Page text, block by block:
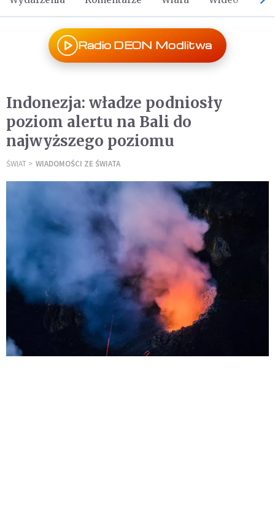
Radio DEON Modlitwa
Indonezja: władze podniosły
poziom alertu na Bali do
najwyższego poziomu
ŚWIAT WIADOMOŚCI ZE ŚWIATA